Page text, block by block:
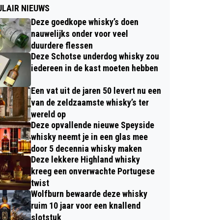
NIEUWS
Deze goedkope whisky’s doen
nauwelijks onder voor veel
duurdere flessen
Deze Schotse underdog whisky zou
iedereen in de kast moeten hebben
Een vat uit de jaren 50 levert nu een
van de zeldzaamste whisky’s ter
wereld op
Deze opvallende nieuwe Speyside
whisky neemt je in een glas mee
door 5 decennia whisky maken
Deze lekkere Highland whisky
kreeg een onverwachte Portugese
twist
Wolfburn bewaarde deze whisky
ruim 10 jaar voor een knallend
slotstuk